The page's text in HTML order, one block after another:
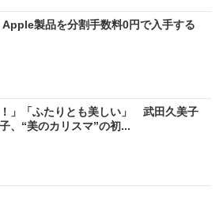
Apple製品を分割手数料0円で入手する
！」「ふたりとも美しい」 武田久美子
、“美のカリスマ”の初...